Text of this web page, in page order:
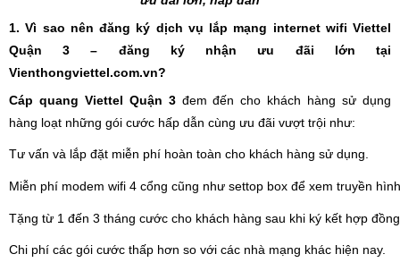
1. Vì sao nên đăng ký dịch vụ lắp mạng internet wifi Viettel
Quận 3 – đăng ký nhận ưu đãi lớn tại
Vienthongviettel.com.vn?
Cáp quang Viettel Quận 3đem đến cho khách hàng sử dụng
hàng loạt những gói cước hấp dẫn cùng ưu đãi vượt trội như:
Tư vấn và lắp đặt miễn phí hoàn toàn cho khách hàng sử dụng.
Miễn phí modem wifi 4 cổng cũng như settop box để xem truyền
Tặng từ 1 đến 3 tháng cước cho khách hàng sau khi ký kết hợp
Chi phí các gói cước thấp hơn so với các nhà mạng khác hiện nay.